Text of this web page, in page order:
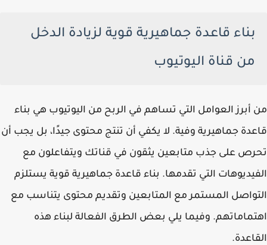
بناء قاعدة جماهيرية قوية لزيادة الدخل
من قناة اليوتيوب
من أبرز العوامل التي تساهم في الربح من اليوتيوب هي بناء
قاعدة جماهيرية وفية. لا يكفي أن تنتج محتوى جيدًا، بل يجب أن
تحرص على جذب متابعين يثقون في قناتك ويتفاعلون مع
الفيديوهات التي تقدمها. بناء قاعدة جماهيرية قوية يستلزم
التواصل المستمر مع المتابعين وتقديم محتوى يتناسب مع
اهتماماتهم. وفيما يلي بعض الطرق الفعالة لبناء هذه
القاعدة.